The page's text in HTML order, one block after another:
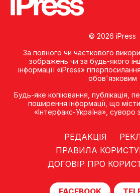
© 2026 iPress
За повного чи часткового
зображень чи за будь-якого
інформації «iPress»
обов'язковим
Будь-яке копiювання, публiкацiя,
поширення iнформацiї, що
«Iнтерфакс-Україна», суворо
РЕДАКЦІЯ
ПРАВИЛА
ДОГОВІР ПРО
FACEBOOK